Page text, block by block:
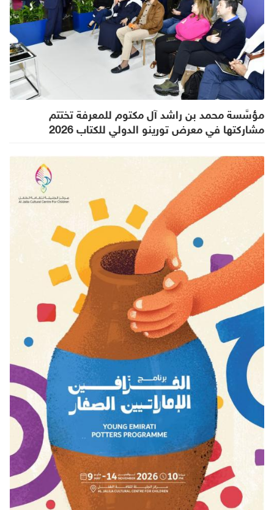
مؤسَّسة محمد بن راشد آل مكتوم للمعرفة تختتم
مشاركتها في معرض تورينو الدولي للكتاب 2026